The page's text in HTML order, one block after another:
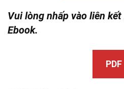
Vui lòng nhấp vào liên
Ebook.
PDF